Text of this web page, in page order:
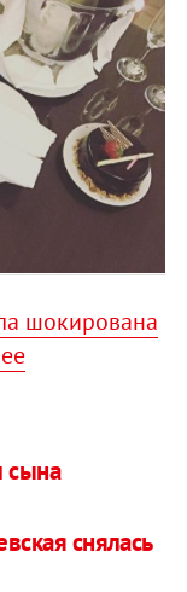
шокирована
сына
снялась